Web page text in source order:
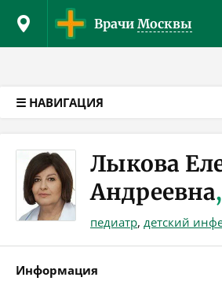
Врачи Москвы
☰ НАВИГАЦИЯ
Лыкова
Андреевна
педиатр, детский
Информация